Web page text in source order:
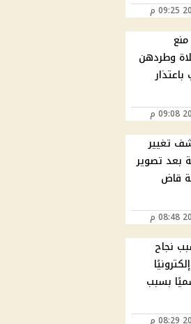
وطردهن
تغيير
بعد تصوير
قاض
نجاح
بسبب